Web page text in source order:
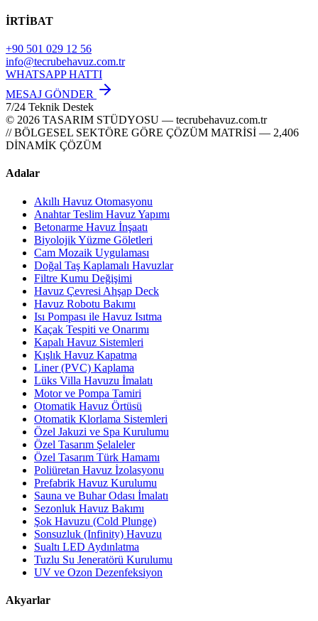
İRTİBAT
+90 501 029 12 56
info@tecrubehavuz.com.tr
WHATSAPP HATTI
MESAJ GÖNDER
7/24 Teknik Destek
© 2026 TASARIM STÜDYOSU — tecrubehavuz.com.tr
// BÖLGESEL SEKTÖRE GÖRE ÇÖZÜM MATRİSİ — 2,406
DİNAMİK ÇÖZÜM
Adalar
Akıllı Havuz Otomasyonu
Anahtar Teslim Havuz Yapımı
Betonarme Havuz İnşaatı
Biyolojik Yüzme Göletleri
Cam Mozaik Uygulaması
Doğal Taş Kaplamalı Havuzlar
Filtre Kumu Değişimi
Havuz Çevresi Ahşap Deck
Havuz Robotu Bakımı
Isı Pompası ile Havuz Isıtma
Kaçak Tespiti ve Onarımı
Kapalı Havuz Sistemleri
Kışlık Havuz Kapatma
Liner (PVC) Kaplama
Lüks Villa Havuzu İmalatı
Motor ve Pompa Tamiri
Otomatik Havuz Örtüsü
Otomatik Klorlama Sistemleri
Özel Jakuzi ve Spa Kurulumu
Özel Tasarım Şelaleler
Özel Tasarım Türk Hamamı
Poliüretan Havuz İzolasyonu
Prefabrik Havuz Kurulumu
Sauna ve Buhar Odası İmalatı
Sezonluk Havuz Bakımı
Şok Havuzu (Cold Plunge)
Sonsuzluk (Infinity) Havuzu
Sualtı LED Aydınlatma
Tuzlu Su Jeneratörü Kurulumu
UV ve Ozon Dezenfeksiyon
Akyarlar